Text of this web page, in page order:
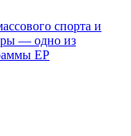
спорта и
— одно из
ЕР